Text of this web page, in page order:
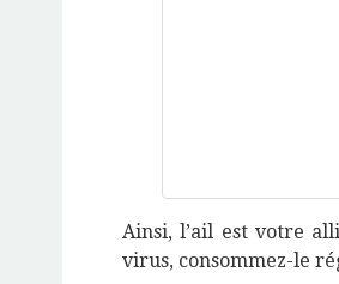
Ainsi, l’ail est votre
virus, consommez-le